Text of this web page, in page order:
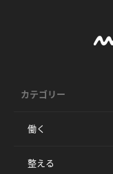
カテゴリー
働く
整える